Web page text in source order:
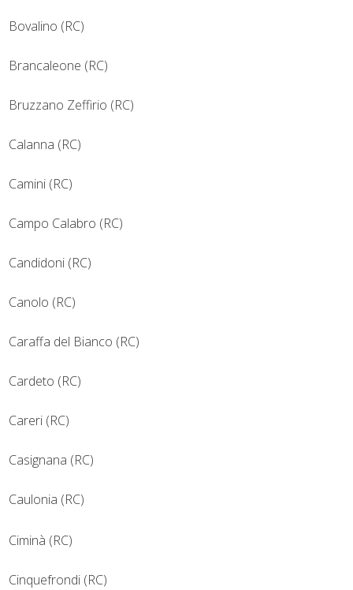
Bovalino (RC)
Brancaleone (RC)
Bruzzano Zeffirio (RC)
Calanna (RC)
Camini (RC)
Campo Calabro (RC)
Candidoni (RC)
Canolo (RC)
Caraffa del Bianco (RC)
Cardeto (RC)
Careri (RC)
Casignana (RC)
Caulonia (RC)
Ciminà (RC)
Cinquefrondi (RC)